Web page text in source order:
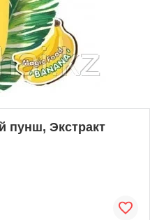
пунш, Экстракт